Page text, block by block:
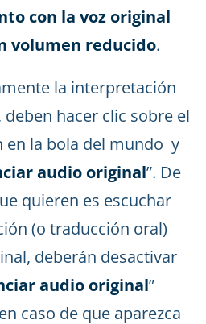
con la voz original
volumen reducido.
la interpretación
hacer clic sobre el
en la bola del mundo y
audio original”. De
quieren es escuchar
(o traducción oral)
deberán desactivar
audio original”
caso de que aparezca